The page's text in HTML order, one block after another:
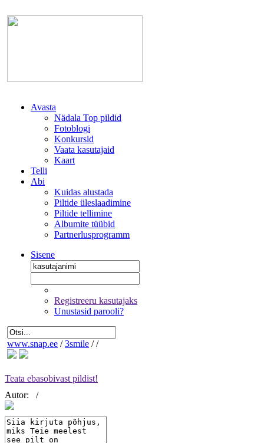
Avasta
Nädala Top pildid
Fotoblogi
Konkursid
Vaata kasutajaid
Kaart
Telli
Abi
Kuidas alustada
Piltide üleslaadimine
Piltide tellimine
Albumite tüübid
Partnerlusprogramm
Sisene
Registreeru kasutajaks
Unustasid parooli?
www.snap.ee / 3smile / /
Teata ebasobivast pildist!
Autor:
/